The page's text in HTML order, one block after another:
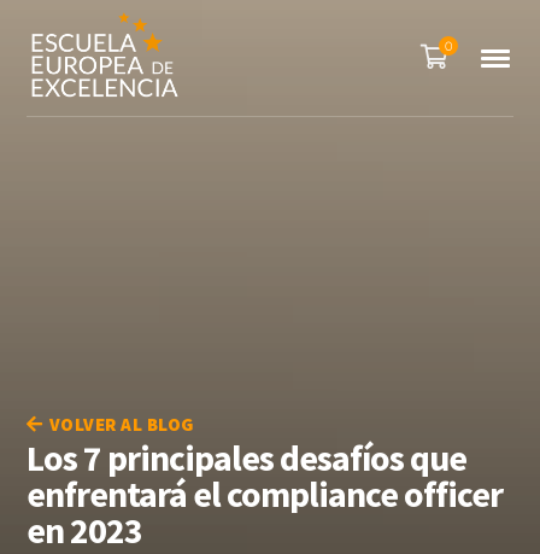
0
VOLVER AL BLOG
Los 7 principales desafíos que
enfrentará el compliance officer
en 2023